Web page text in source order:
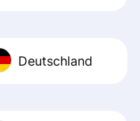
Deutschland